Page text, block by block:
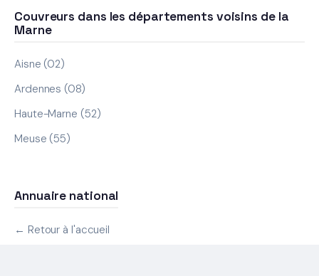
Couvreurs dans les départements voisins de la
Marne
Aisne (02)
Ardennes (08)
Haute-Marne (52)
Meuse (55)
Annuaire national
← Retour à l'accueil